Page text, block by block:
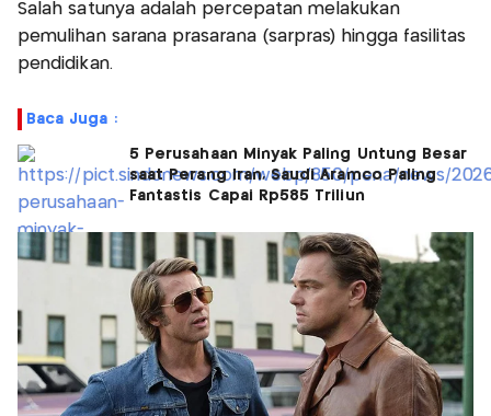
Salah satunya adalah percepatan melakukan
pemulihan sarana prasarana (sarpras) hingga fasilitas
pendidikan.
Baca Juga :
5 Perusahaan Minyak Paling Untung Besar
saat Perang Iran, Saudi Aramco Paling
Fantastis Capai Rp585 Triliun